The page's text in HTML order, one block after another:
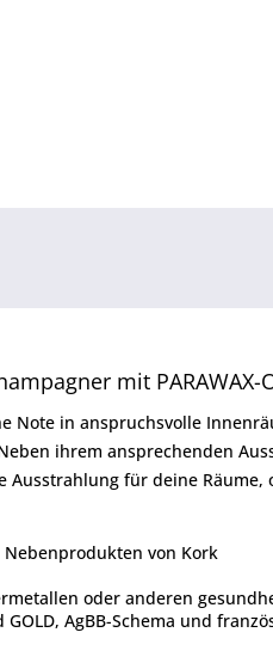
mit
Note in anspruchsvolle
ihrem ansprechenden
Ausstrahlung für deine
von Kork
oder anderen
AgBB-Schema und